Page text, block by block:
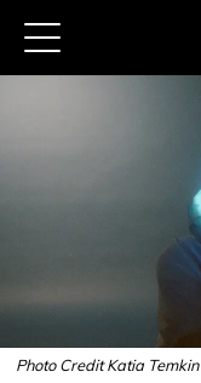
Photo Credit Katia Temkin